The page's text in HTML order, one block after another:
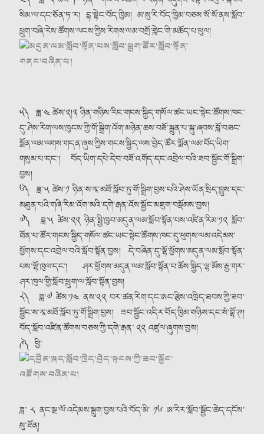
སིམ་ལ་དང་ཅོན་ཏ་ར། དྷ་སྟེང་བོད་ཁྱིམ། མ་སུ་རི་བོད་ཁྱིམ་བཅས་སོ་སོ་ནས་སློབ་
ཕྲུག་བཞི་རེས་ཚོགས་ལངས་ཀྱིས་རིགས་ལམ་བགྲོ་གླེང་གི་མཆོད་པ་ཕུལ།
༥༽ ཟླ་༤ ཚེས་༢།༣ ཉིན་གཉིས་རིང་གངས་སྐྱིད་གསོལ་ཚང་ཡང་སྟེང་ཚོགས་ཁང་
དུ་ཤེས་རིག་ལས་ཁུངས་ཀྱི་གོ་སྒྲིག་འོག་མཉེན་ཆས་བཟོ་སྐྲུན་པ་སྐུ་ཞབས་བློ་བཟང་
སྨོན་ལམ་ལགས་གདན་ཞུས་ཀྱིས་གངས་སྐྱིད་ལས་བྱེད་ཚོར་སྨོན་ལམ་བོད་ཡིག་
གསུམ་པ་དང༌། བོད་ཡིག་དཔེ་དེབ་བཟོ་འགོད་དང་འབྲེལ་བའི་ཟབ་སྦྱོང་གོ་སྒྲིག་
བྱས།
༦༽ ཟླ་༥ ཚེས་༡ ཉིན་ས་རཱ་མཐོ་སློབ་ཏུ་གོ་སྒྲིག་བྱས་པའི་ཤེས་ཡོན་སྲིད་བྱུས་དང་
མཐུན་པའི་གཞི་རིམ་འོག་མའི་དགེ་རྒན་འོས་སྦྱོང་མཇུག་བསྡོམས་བྱས།
༧༽ ཟླ་༥ ཚེས་༢༢ ཉིན་སྤྱི་ཁྱབ་མདུན་ལམ་སློབ་སྟོན་པས་འཛིན་རིམ་༡༢ སློབ་
ཐོན་པ་ཚོར་གངས་སྐྱིད་གསོལ་ཚང་ཡང་སྟེང་ཚོགས་ཁང་དུ་ཕུགས་ལམ་འདེམས་
ཕྱོགས་དང་འབྲེལ་བའི་སློབ་སྟོན་བྱས། དེ་བཞིན་དུ་ལྷོ་ཕྱོགས་མདུན་ལམ་སློབ་སྟོན་
པས་ལྷོ་ཁུལ་དང༌། ཤར་ཕྱོགས་མདུན་ལམ་སློབ་སྟོན་པ་ཆོས་སྐྱིད་ལྷ་མོས་རྒྱ་གར་
ཤར་ཁུལ་གྱི་སློབ་ཕྲུག་ལ་སློབ་སྟོན་བྱས།
༨༽ ཟླ་༧ ཚེས་༡༤ ནས་༢༢ བར་ཚན་རིག་དང་ཨང་རྩིས་འཁྲིད་ཐབས་ཀྱི་ཟབ་
སྦྱོང་ས་རཱ་མཐོ་སློབ་ཏུ་གོ་སྒྲིག་བྱས། ཟབ་སྦྱོང་འདིར་བོད་ཁྱིམ་གཉིས་དང་སཾ་བྷོ་ཊ།
བོད་སློབ་འཛིན་ཚོགས་བཅས་ཀྱི་དགེ་རྒན་ ༢༢ འཛུལ་ཞུགས་བྱས།
༩༽ ཕྱི་
ཟླ་ ༨ ནང་སྔ་ལོ་འདེམས་སྒྲུག་བྱས་པའི་བོད་མི་ ༡༦ ཨ་རིར་སློབ་སྦྱོང་ཆེད་དངོས་
སུ་ཐོན།